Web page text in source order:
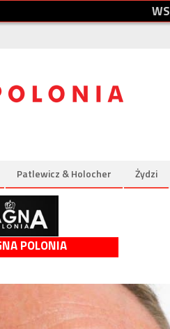
WS
Patlewicz & Holocher Żydzi
POLONIA